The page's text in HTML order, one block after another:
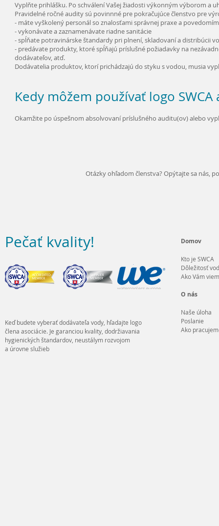
Vyplňte prihlášku. Po schválení Vašej žiadosti výkonným výborom a
Pravidelné ročné audity sú povinnné pre pokračujúce členstvo pre
- máte vyškolený personál so znalosťami správnej praxe a
- vykonávate a zaznamenávate riadne sanitácie
- spĺňate potravinárske štandardy pri plnení, skladovaní a distribúcii
- predávate produkty, ktoré spĺňajú príslušné požiadavky na
dodávateľov, atď.
Dodávatelia produktov, ktorí prichádzajú do styku s vodou, musia
Kedy môžem používať logo
Okamžite po úspešnom absolvovaní príslušného auditu(ov) alebo
Otázky ohľadom členstva? Opýtajte sa nás,
Pečať kvality!
Keď budete vyberať dodávateľa vody, hľadajte logo
člena asociácie. Je garanciou kvality, dodržiavania
hygienických štandardov, neustálym rozvojom
a úrovne služieb
Domov
Kto je SWCA
Dôležitosť
Ako Vám
O nás
Naše úloha
Poslanie
Ako